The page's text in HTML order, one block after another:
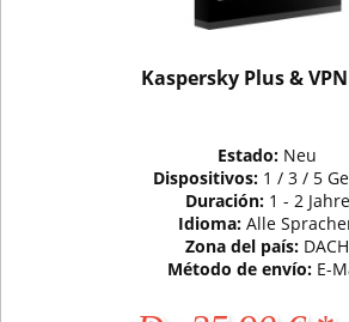
Kaspersky Plus &
Estado: Neu
Dispositivos: 1 / 3 / 5
Duración: 1 - 2 Jahre
Idioma: Alle
Zona del país: DACH
Método de envío: E-